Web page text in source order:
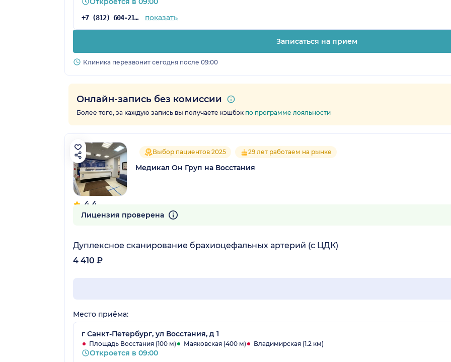
+7 (812) 604-21-66 показать
Записаться на прием
Клиника перезвонит сегодня после 09:00
Онлайн-запись без комиссии
Более того, за каждую запись вы получаете кэшбэк по программе лояльности
4.4
1319 отзывов
Выбор пациентов 2025 29 лет работаем на рынке
Медикал Он Груп на Восстания
Лицензия проверена
Дуплексное сканирование брахиоцефальных артерий (с ЦДК)
4 410 ₽
Место приёма:
г Санкт-Петербург, ул Восстания, д 1
Площадь Восстания (100 м) Маяковская (400 м) Владимирская (1.2 км)
Откроется в 09:00